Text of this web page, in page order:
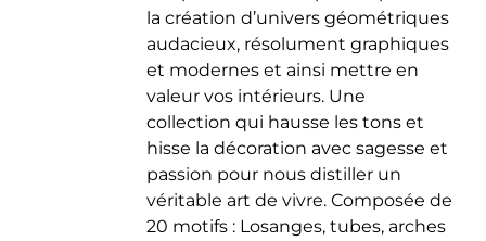
la création d’univers géométriques
audacieux, résolument graphiques
et modernes et ainsi mettre en
valeur vos intérieurs. Une
collection qui hausse les tons et
hisse la décoration avec sagesse et
passion pour nous distiller un
véritable art de vivre. Composée de
20 motifs : Losanges, tubes, arches